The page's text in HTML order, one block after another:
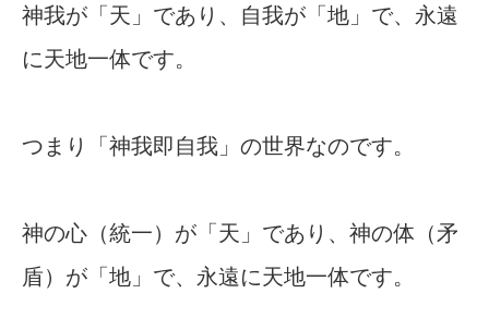
神我が「天」であり、自我が「地」で、永遠
に天地一体です。
つまり「神我即自我」の世界なのです。
神の心（統一）が「天」であり、神の体（矛
盾）が「地」で、永遠に天地一体です。